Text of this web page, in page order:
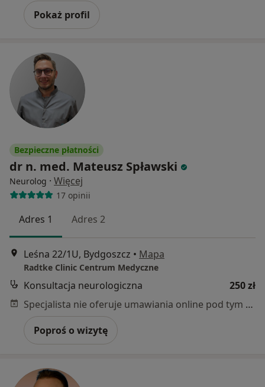
Pokaż profil
Bezpieczne płatności
dr n. med. Mateusz Spławski
Neurolog · Więcej
17 opinii
Adres 1 Adres 2
Leśna 22/1U, Bydgoszcz • Mapa
Radtke Clinic Centrum Medyczne
Konsultacja neurologiczna
250 zł
Specjalista nie oferuje umawiania online pod tym adresem.
Poproś o wizytę